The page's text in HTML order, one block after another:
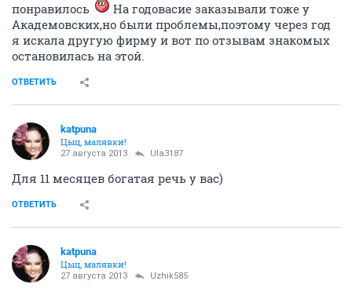
понравилось
На годовасие заказывали тоже у
Академовских,но были проблемы,поэтому через год
я искала другую фирму и вот по отзывам знакомых
остановилась на этой.
ОТВЕТИТЬ
katpuna
Цыц, малявки!
27 августа 2013 Ula3187
Для 11 месяцев богатая речь у вас)
ОТВЕТИТЬ
katpuna
Цыц, малявки!
27 августа 2013 Uzhik585